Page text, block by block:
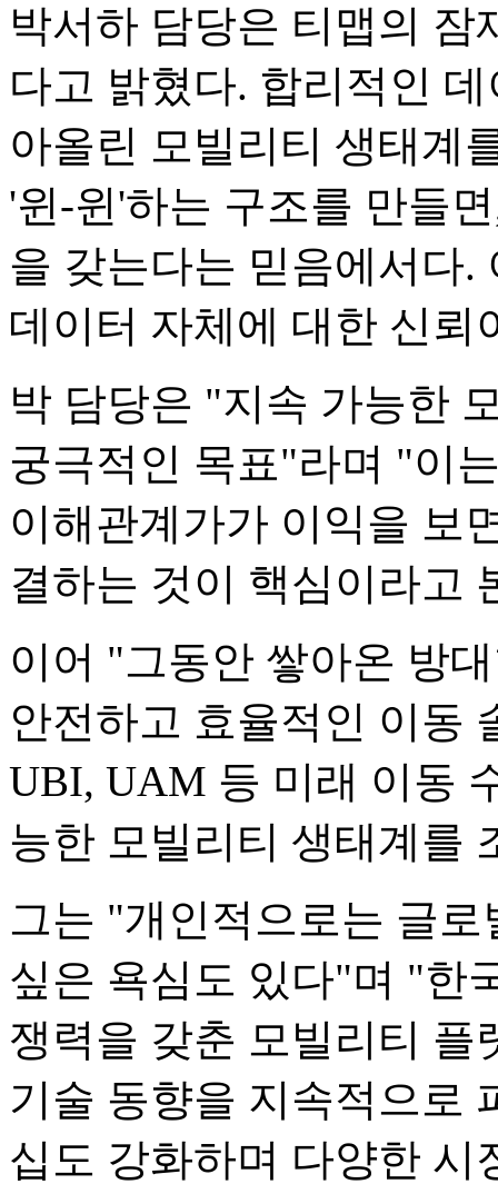
박서하 담당은 티맵의
다고 밝혔다. 합리적인
아올린 모빌리티 생태계
'윈-윈'하는 구조를 만들
을 갖는다는 믿음에서다.
데이터 자체에 대한 신뢰
박 담당은 "지속 가능한
궁극적인 목표"라며 "이
이해관계가가 이익을 보
결하는 것이 핵심이라고
이어 "그동안 쌓아온 방
안전하고 효율적인 이동
UBI, UAM 등 미래 이동
능한 모빌리티 생태계를
그는 "개인적으로는 글
싶은 욕심도 있다"며 "한
쟁력을 갖춘 모빌리티 플
기술 동향을 지속적으로
십도 강화하며 다양한 시